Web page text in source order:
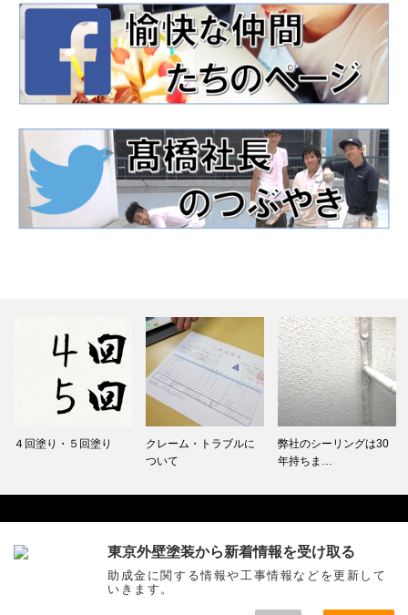
４回塗り・５回塗り
クレーム・トラブルに
ついて
弊社のシーリングは30
年持ちま…
Facebook
東京外壁塗装から新着情報を受け取る
助成金に関する情報や工事情報などを更新して
いきます。